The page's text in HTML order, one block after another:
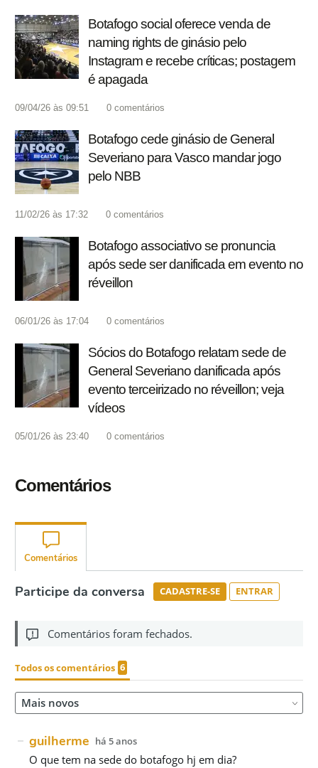
Botafogo social oferece venda de
naming rights de ginásio pelo
Instagram e recebe críticas; postagem
é apagada
09/04/26 às 09:51 0 comentários
Botafogo cede ginásio de General
Severiano para Vasco mandar jogo
pelo NBB
11/02/26 às 17:32 0 comentários
Botafogo associativo se pronuncia
após sede ser danificada em evento no
réveillon
06/01/26 às 17:04 0 comentários
Sócios do Botafogo relatam sede de
General Severiano danificada após
evento terceirizado no réveillon; veja
vídeos
05/01/26 às 23:40 0 comentários
Comentários